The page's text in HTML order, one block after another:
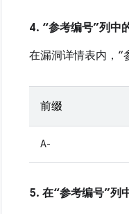
4. “参考编号”列中
在漏洞详情表内，“
前缀
A-
5. 在“参考编号”列